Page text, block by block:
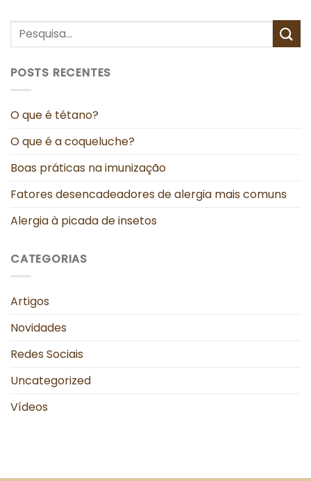
POSTS RECENTES
O que é tétano?
O que é a coqueluche?
Boas práticas na imunização
Fatores desencadeadores de alergia mais comuns
Alergia à picada de insetos
CATEGORIAS
Artigos
Novidades
Redes Sociais
Uncategorized
Vídeos